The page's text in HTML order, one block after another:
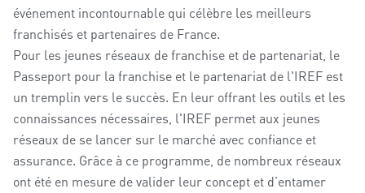
événement incontournable qui célèbre les meilleurs
franchisés et partenaires de France.
Pour les jeunes réseaux de franchise et de partenariat, le
Passeport pour la franchise et le partenariat de l'IREF est
un tremplin vers le succès. En leur offrant les outils et les
connaissances nécessaires, l'IREF permet aux jeunes
réseaux de se lancer sur le marché avec confiance et
assurance. Grâce à ce programme, de nombreux réseaux
ont été en mesure de valider leur concept et d’entamer